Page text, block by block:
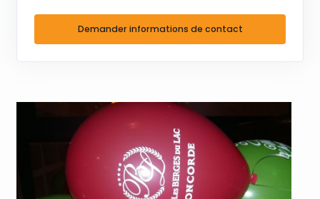
Demander informations de contact